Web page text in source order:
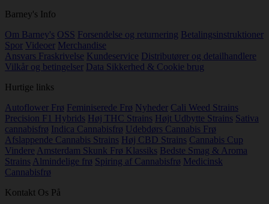
Barney's Info
Om Barney's OSS Forsendelse og returnering Betalingsinstruktioner
Spor Videoer Merchandise
Ansvars Fraskrivelse Kundeservice Distributører og detailhandlere
Vilkår og betingelser Data Sikkerhed & Cookie brug
Hurtige links
Autoflower Frø Feminiserede Frø Nyheder Cali Weed Strains
Precision F1 Hybrids Høj THC Strains Højt Udbytte Strains Sativa
cannabisfrø Indica Cannabisfrø Udebdørs Cannabis Frø
Afslappende Cannabis Strains Høj CBD Strains Cannabis Cup
Vindere Amsterdam Skunk Frø Klassiks Bedste Smag & Aroma
Strains Almindelige frø Spiring af Cannabisfrø Medicinsk
Cannabisfrø
Kontakt Os På